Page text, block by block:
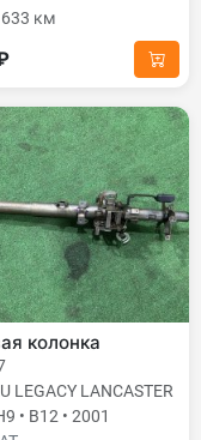
км
колонка
LEGACY LANCASTER
• B12 • 2001